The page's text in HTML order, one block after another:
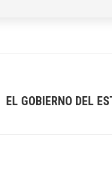
Next
EL GOBIERNO DEL